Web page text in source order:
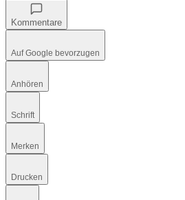
Kommentare
Auf Google bevorzugen
Anhören
Schrift
Merken
Drucken